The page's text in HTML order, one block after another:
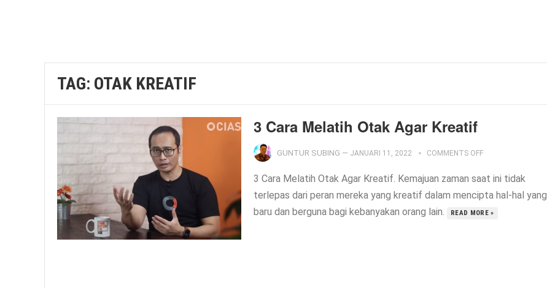
TAG: OTAK KREATIF
3 Cara Melatih Otak Agar Kreatif
GUNTUR SUBING — JANUARI 11, 2022 COMMENTS OFF
3 Cara Melatih Otak Agar Kreatif. Kemajuan zaman saat ini tidak
terlepas dari peran mereka yang kreatif dalam mencipta hal-hal yang
baru dan berguna bagi kebanyakan orang lain.
READ MORE »